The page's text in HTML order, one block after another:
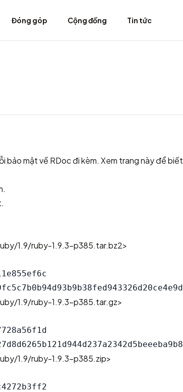
Đóng góp Cộng đồng Tin tức
bảo mật về RDoc đi kèm. Xem trang nàyđể biết
1.9/ruby-1.9.3-p385.tar.bz2>
1.9/ruby-1.9.3-p385.tar.gz>
1.9/ruby-1.9.3-p385.zip>